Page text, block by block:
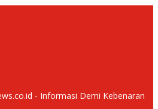
- Informasi Demi Kebenaran